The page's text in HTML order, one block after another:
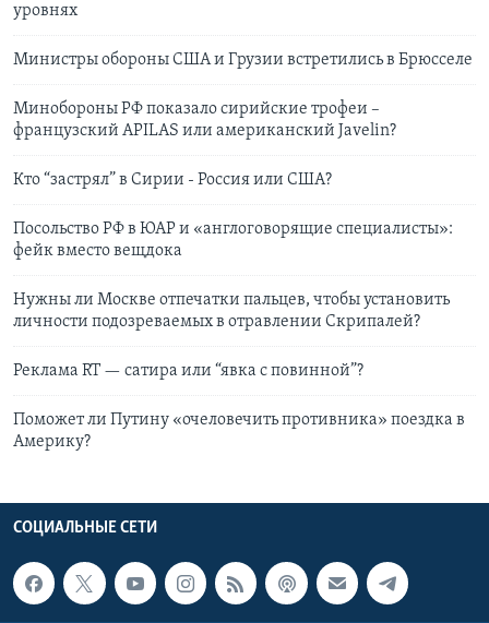
уровнях
Министры обороны США и Грузии встретились в Брюсселе
Минобороны РФ показало сирийские трофеи –
французский APILAS или американский Javelin?
Кто “застрял” в Сирии - Россия или США?
Посольство РФ в ЮАР и «англоговорящие специалисты»:
фейк вместо вещдока
Нужны ли Москве отпечатки пальцев, чтобы установить
личности подозреваемых в отравлении Скрипалей?
Реклама RT — cатира или “явка с повинной”?
Поможет ли Путину «очеловечить противника» поездка в
Америку?
СОЦИАЛЬНЫЕ СЕТИ